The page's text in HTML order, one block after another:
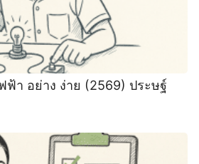
ฟ้า อย่าง ง่าย (2569) ประษฐ์